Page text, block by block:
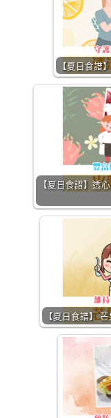
【夏日食譜
【夏日食譜】透
【夏日食譜】